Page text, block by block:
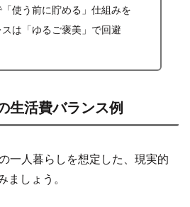
使う前に貯める」仕組みを
は「ゆるご褒美」で回避
生活費バランス例
一人暮らしを想定した、現実的
しょう。